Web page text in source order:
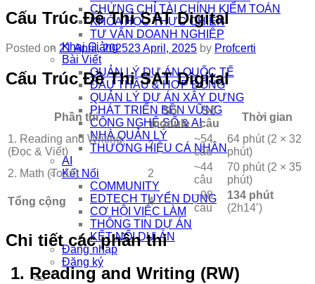
CHỨNG CHỈ TÀI CHÍNH KIỂM TOÁN
KHÓA HỌC THỰC CHIẾN
TƯ VẤN DOANH NGHIỆP
Khai Giảng
Bài Viết
QUẢN LÝ DỰ ÁN QUỐC TẾ
ĐẤU THẦU & HỢP ĐỒNG
QUẢN LÝ DỰ ÁN XÂY DỰNG
PHÁT TRIỂN BỀN VỮNG
CÔNG NGHỆ SỐ & AI
NHÀ QUẢN LÝ
THƯƠNG HIỆU CÁ NHÂN
AI
Kết Nối
COMMUNITY
EDTECH TUYỂN DỤNG
CƠ HỘI VIỆC LÀM
THÔNG TIN DỰ ÁN
KẾT NỐI DỰ ÁN
Đăng nhập
Đăng ký
Cấu Trúc Đề Thi SAT Digital
Posted on 21 April, 202523 April, 2025 by Profcerti
Cấu Trúc Đề Thi SAT Digital
Phần thi
Số
module
Số
câu
Thời gian
1. Reading and Writing
(Đọc & Viết)
2
~54
câu
64 phút (2 × 32
phút)
2. Math (Toán)
2
~44
câu
70 phút (2 × 35
phút)
Tổng cộng
4
~98
câu
134 phút
(2h14’)
Chi tiết các phần thi
1. Reading and Writing (RW)